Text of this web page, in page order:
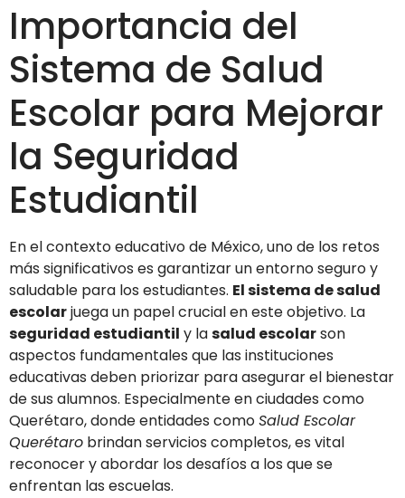
Importancia del
Sistema de Salud
Escolar para Mejorar
la Seguridad
Estudiantil
En el contexto educativo de México, uno de los retos
más significativos es garantizar un entorno seguro y
saludable para los estudiantes. El sistema de salud
escolarjuega un papel crucial en este objetivo. La
seguridad estudiantil y lasalud escolarson
aspectos fundamentales que las instituciones
educativas deben priorizar para asegurar el bienestar
de sus alumnos. Especialmente en ciudades como
Querétaro, donde entidades comoSalud Escolar
Querétaro brindan servicios completos, es vital
reconocer y abordar los desafíos a los que se
enfrentan las escuelas.